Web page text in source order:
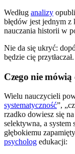
Według analizy
błędów jest jednym
nauczania historii w
Nie da się ukryć:
będzie cię przytłaczał.
Czego nie mówią
Wielu nauczycieli
systematyczność”,
rzadko dowiesz się
selektywna, a system
głębokiemu
psycholog edukacji: